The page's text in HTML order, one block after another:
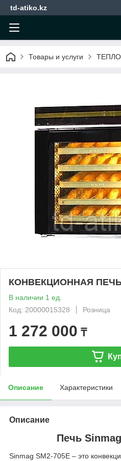
td-atiko.kz
Товары и услуги
КОНВЕКЦИОННАЯ ПЕЧЬ
В наличии 1 ед.
Код: 20000015328
Розница
1 272 000 ₸
Описание Характеристики
Описание
Печь
Sinmag SM2-705E – это